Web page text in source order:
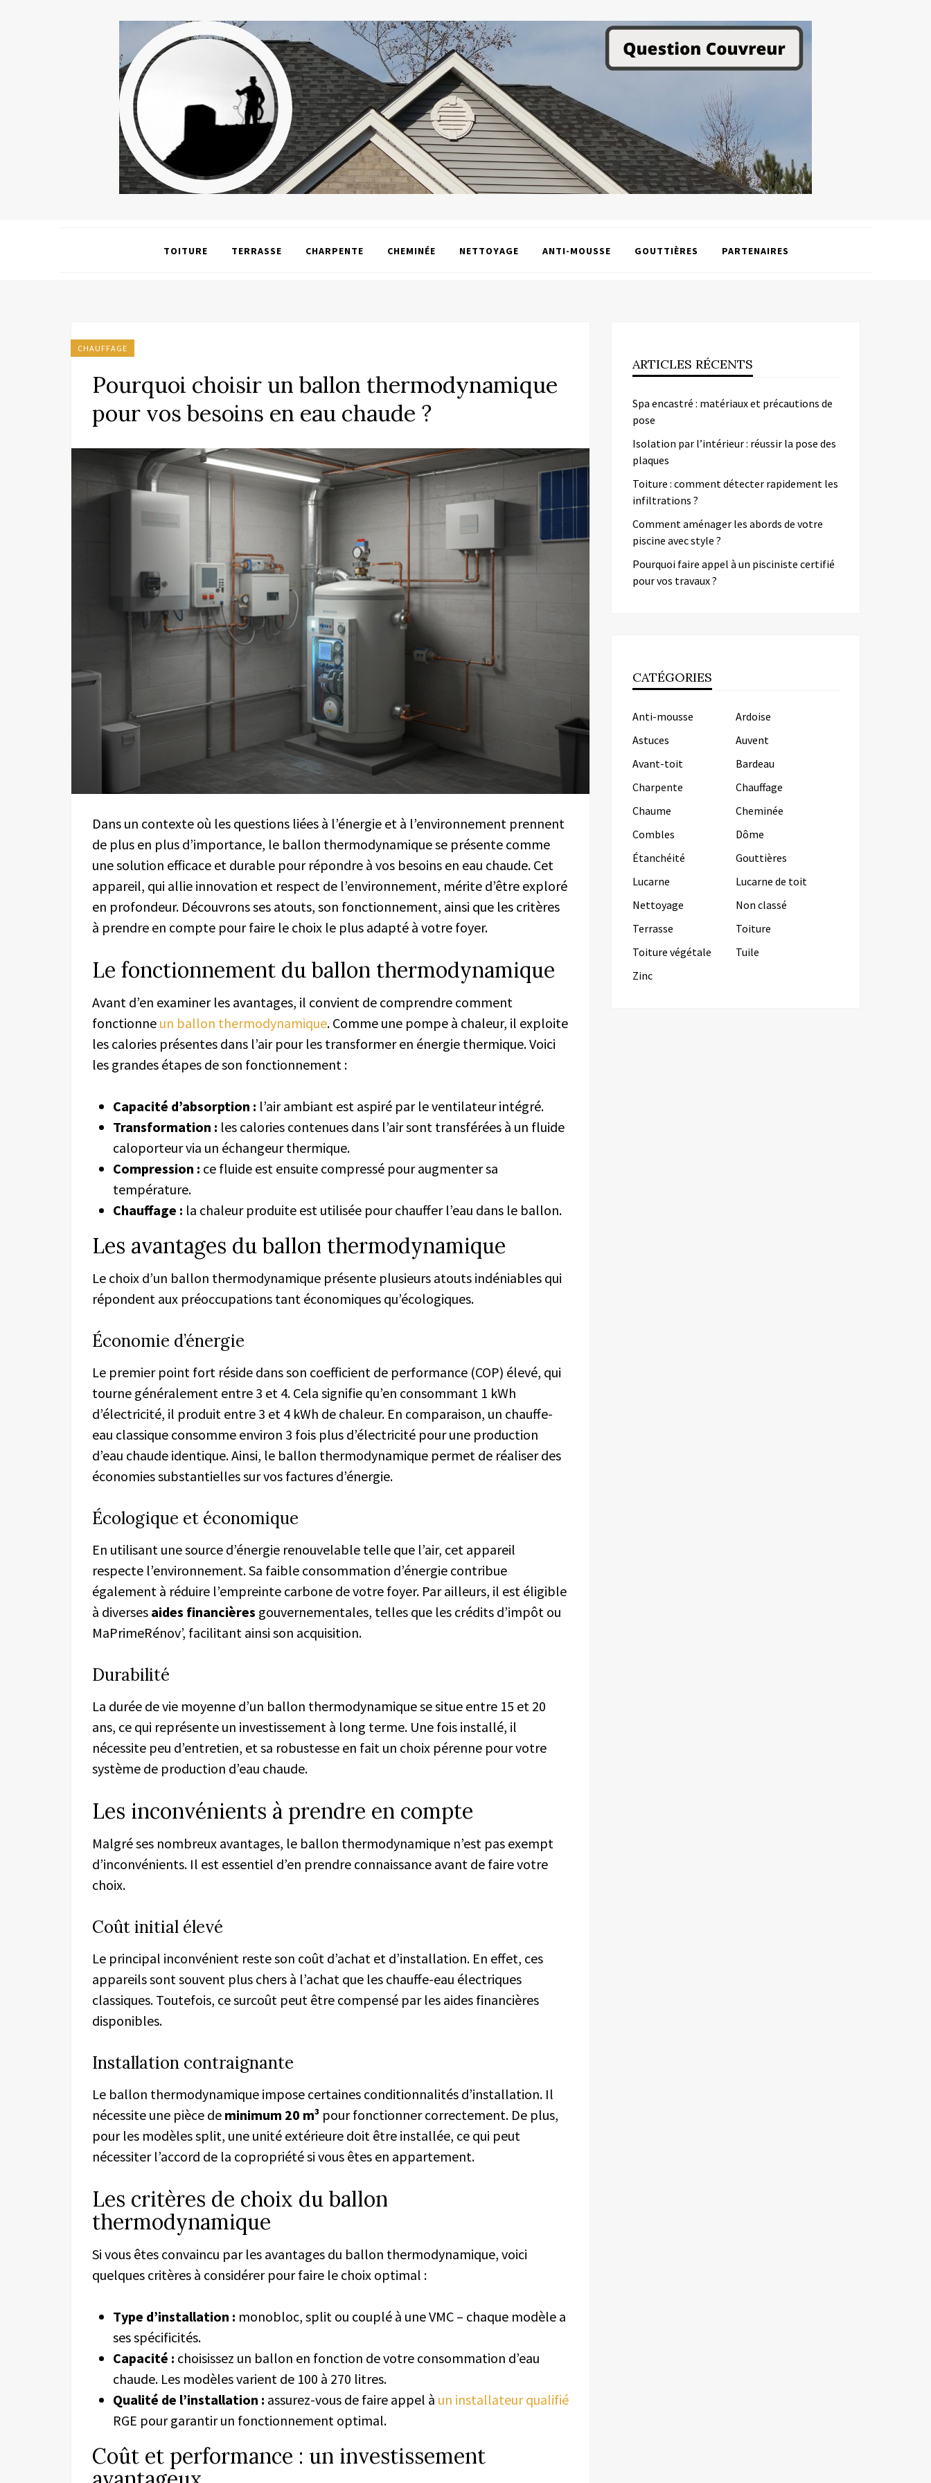
TOITURE TERRASSE CHARPENTE CHEMINÉE NETTOYAGE ANTI-MOUSSE GOUTTIÈRES PARTENAIRES
CHAUFFAGE
Pourquoi choisir un ballon thermodynamique
pour vos besoins en eau chaude ?
Dans un contexte où les questions liées à l’énergie et à l’environnement prennent
de plus en plus d’importance, le ballon thermodynamique se présente comme
une solution efficace et durable pour répondre à vos besoins en eau chaude. Cet
appareil, qui allie innovation et respect de l’environnement, mérite d’être exploré
en profondeur. Découvrons ses atouts, son fonctionnement, ainsi que les critères
à prendre en compte pour faire le choix le plus adapté à votre foyer.
Le fonctionnement du ballon thermodynamique
Avant d’en examiner les avantages, il convient de comprendre comment
fonctionne un ballon thermodynamique. Comme une pompe à chaleur, il exploite
les calories présentes dans l’air pour les transformer en énergie thermique. Voici
les grandes étapes de son fonctionnement :
Capacité d’absorption : l’air ambiant est aspiré par le ventilateur intégré.
Transformation : les calories contenues dans l’air sont transférées à un fluide
caloporteur via un échangeur thermique.
Compression : ce fluide est ensuite compressé pour augmenter sa
température.
Chauffage : la chaleur produite est utilisée pour chauffer l’eau dans le ballon.
Les avantages du ballon thermodynamique
Le choix d’un ballon thermodynamique présente plusieurs atouts indéniables qui
répondent aux préoccupations tant économiques qu’écologiques.
Économie d’énergie
Le premier point fort réside dans son coefficient de performance (COP) élevé, qui
tourne généralement entre 3 et 4. Cela signifie qu’en consommant 1 kWh
d’électricité, il produit entre 3 et 4 kWh de chaleur. En comparaison, un chauffe-
eau classique consomme environ 3 fois plus d’électricité pour une production
d’eau chaude identique. Ainsi, le ballon thermodynamique permet de réaliser des
économies substantielles sur vos factures d’énergie.
Écologique et économique
En utilisant une source d’énergie renouvelable telle que l’air, cet appareil
respecte l’environnement. Sa faible consommation d’énergie contribue
également à réduire l’empreinte carbone de votre foyer. Par ailleurs, il est éligible
à diverses aides financières gouvernementales, telles que les crédits d’impôt ou
MaPrimeRénov’, facilitant ainsi son acquisition.
Durabilité
La durée de vie moyenne d’un ballon thermodynamique se situe entre 15 et 20
ans, ce qui représente un investissement à long terme. Une fois installé, il
nécessite peu d’entretien, et sa robustesse en fait un choix pérenne pour votre
système de production d’eau chaude.
Les inconvénients à prendre en compte
Malgré ses nombreux avantages, le ballon thermodynamique n’est pas exempt
d’inconvénients. Il est essentiel d’en prendre connaissance avant de faire votre
choix.
Coût initial élevé
Le principal inconvénient reste son coût d’achat et d’installation. En effet, ces
appareils sont souvent plus chers à l’achat que les chauffe-eau électriques
classiques. Toutefois, ce surcoût peut être compensé par les aides financières
disponibles.
Installation contraignante
Le ballon thermodynamique impose certaines conditionnalités d’installation. Il
nécessite une pièce de minimum 20 m³ pour fonctionner correctement. De plus,
pour les modèles split, une unité extérieure doit être installée, ce qui peut
nécessiter l’accord de la copropriété si vous êtes en appartement.
Les critères de choix du ballon
thermodynamique
Si vous êtes convaincu par les avantages du ballon thermodynamique, voici
quelques critères à considérer pour faire le choix optimal :
Type d’installation : monobloc, split ou couplé à une VMC – chaque modèle a
ses spécificités.
Capacité : choisissez un ballon en fonction de votre consommation d’eau
chaude. Les modèles varient de 100 à 270 litres.
Qualité de l’installation : assurez-vous de faire appel à un installateur qualifié
RGE pour garantir un fonctionnement optimal.
Coût et performance : un investissement
ARTICLES RÉCENTS
Spa encastré : matériaux et précautions de
pose
Isolation par l’intérieur : réussir la pose des
plaques
Toiture : comment détecter rapidement les
infiltrations ?
Comment aménager les abords de votre
piscine avec style ?
Pourquoi faire appel à un pisciniste certifié
pour vos travaux ?
CATÉGORIES
Anti-mousse
Ardoise
Astuces
Auvent
Avant-toit
Bardeau
Charpente
Chauffage
Chaume
Cheminée
Combles
Dôme
Étanchéité
Gouttières
Lucarne
Lucarne de toit
Nettoyage
Non classé
Terrasse
Toiture
Toiture végétale
Tuile
Zinc